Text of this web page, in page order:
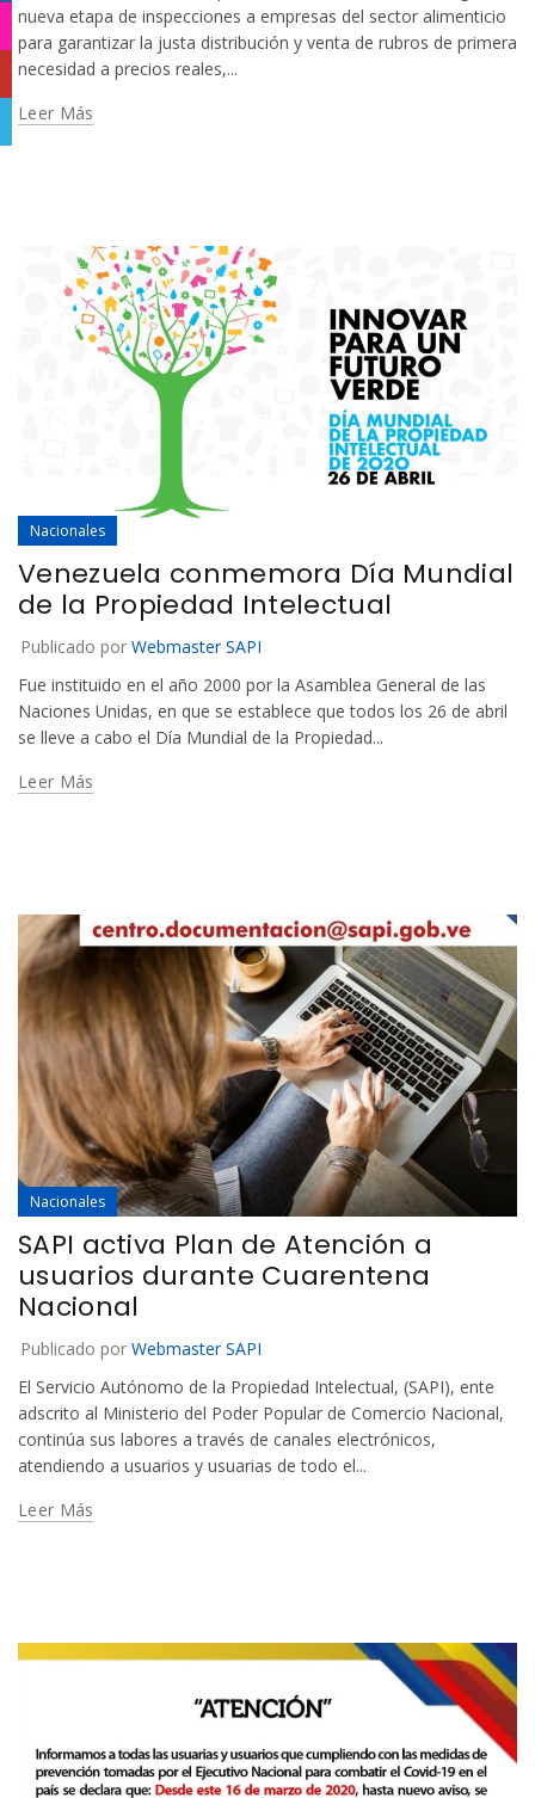
nueva etapa de inspecciones a empresas del sector alimenticio
para garantizar la justa distribución y venta de rubros de primera
necesidad a precios reales,...
Leer Más
Nacionales
Venezuela conmemora Día Mundial
de la Propiedad Intelectual
Publicado por Webmaster SAPI
Fue instituido en el año 2000 por la Asamblea General de las
Naciones Unidas, en que se establece que todos los 26 de abril
se lleve a cabo el Día Mundial de la Propiedad...
Leer Más
Nacionales
SAPI activa Plan de Atención a
usuarios durante Cuarentena
Nacional
Publicado por Webmaster SAPI
El Servicio Autónomo de la Propiedad Intelectual, (SAPI), ente
adscrito al Ministerio del Poder Popular de Comercio Nacional,
continúa sus labores a través de canales electrónicos,
atendiendo a usuarios y usuarias de todo el...
Leer Más
Instagram
YouTube
Telegram